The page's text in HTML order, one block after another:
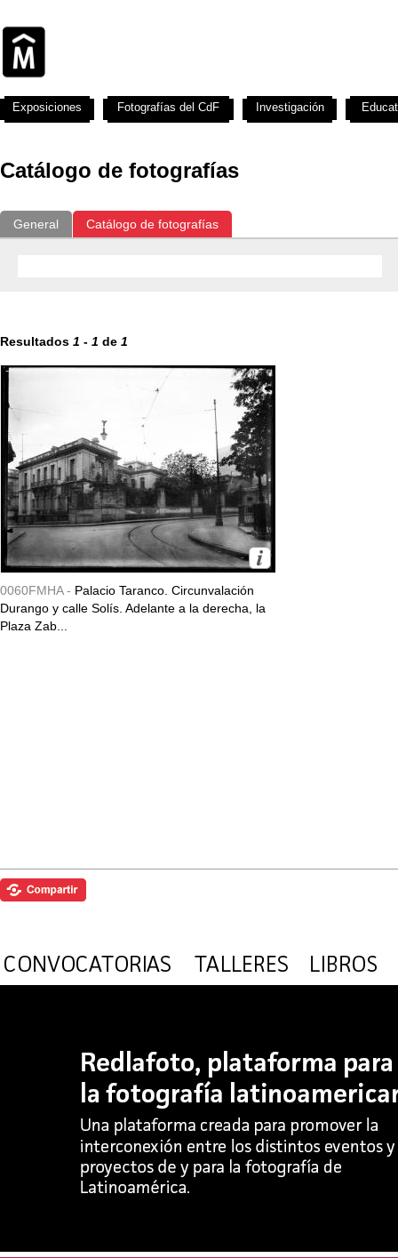
Catálogo de fotografías
General Catálogo de fotografías
Resultados 1 - 1 de 1
0060FMHA - Palacio Taranco. Circunvalación
Durango y calle Solís. Adelante a la derecha, la
Plaza Zab...
Exposiciones Fotografías del CdF Investigación